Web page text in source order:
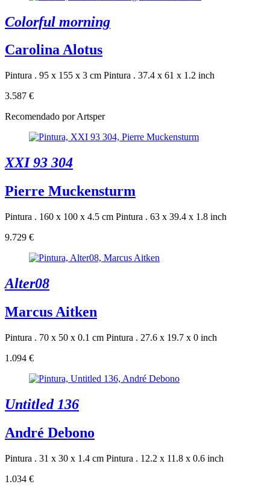
Colorful morning
Carolina Alotus
Pintura . 95 x 155 x 3 cm Pintura . 37.4 x 61 x 1.2 inch
3.587 €
Recomendado por Artsper
XXI 93 304
Pierre Muckensturm
Pintura . 160 x 100 x 4.5 cm Pintura . 63 x 39.4 x 1.8 inch
9.729 €
Alter08
Marcus Aitken
Pintura . 70 x 50 x 0.1 cm Pintura . 27.6 x 19.7 x 0 inch
1.094 €
Untitled 136
André Debono
Pintura . 31 x 30 x 1.4 cm Pintura . 12.2 x 11.8 x 0.6 inch
1.034 €